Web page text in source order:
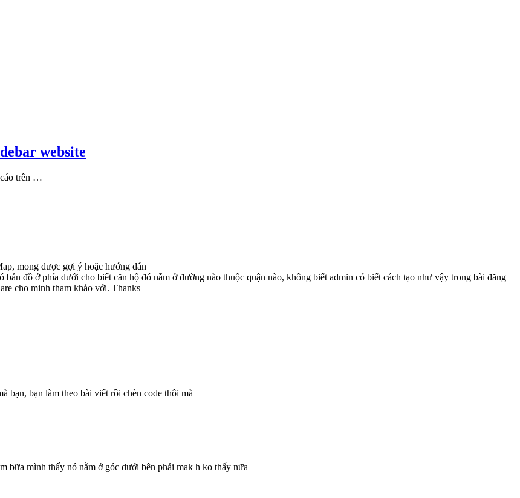
website
cáo trên …
mong được gợi ý hoặc hướng dẫn
đồ ở phía dưới cho biết căn hộ đó nằm ở đường nào thuộc quận nào, không biết admin có biết cách tạo như vậy trong bài đăng
cho minh tham khảo với. Thanks
bạn, bạn làm theo bài viết rồi chèn code thôi mà
bữa mình thấy nó nằm ở góc dưới bên phải mak h ko thấy nữa